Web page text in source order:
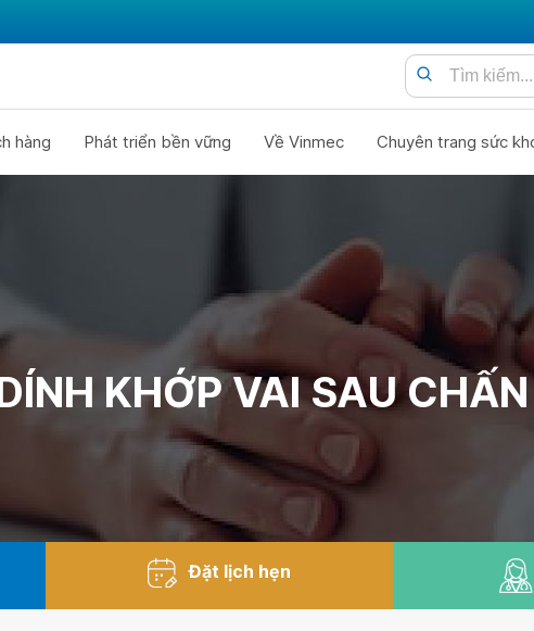
hàng Phát triển bền vững Về Vinmec Chuyên trang sức
KHỚP VAI SAU
Đặt lịch hẹn